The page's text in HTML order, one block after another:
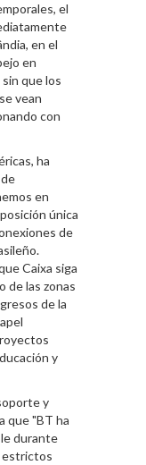
el
en el
en
que los
vean
con
ha
en
única
de
Caixa siga
de las zonas
de la
y
y
que "BT ha
durante
estrictos